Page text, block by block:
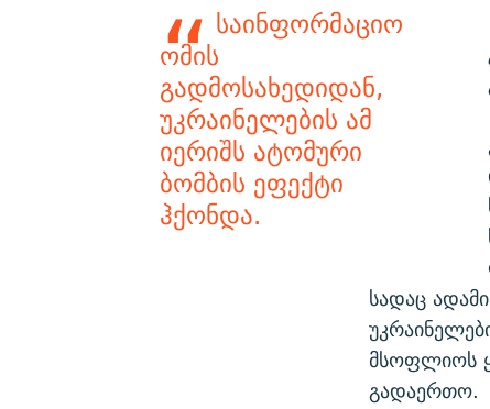
საინფორმაციო
ომის
გადმოსახედიდან,
უკრაინელების ამ
იერიშს ატომური
ბომბის ეფექტი
ჰქონდა.
სადაც
მსოფლიოს
გადაერთო.